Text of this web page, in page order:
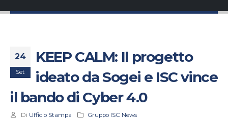
24
Set
KEEP CALM: Il progetto
ideato da Sogei e ISC vince
il bando di Cyber 4.0
Di Ufficio Stampa
Gruppo ISC News